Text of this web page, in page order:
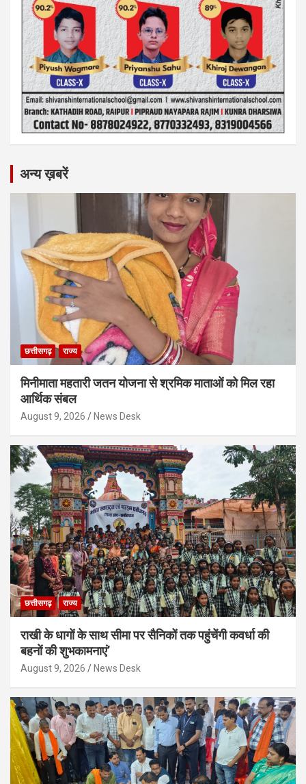
अन्य ख़बरें
छत्तीसगढ़ राज्य
मिनीमाता महतारी जतन योजना से श्रमिक माताओं को मिल रहा
आर्थिक संबल
August 9, 2026 News Desk
छत्तीसगढ़ राज्य
राखी के धागों के साथ सीमा पर सैनिकों तक पहुंचेंगी कवर्धा की
बहनों की शुभकामनाएं’
August 9, 2026 News Desk